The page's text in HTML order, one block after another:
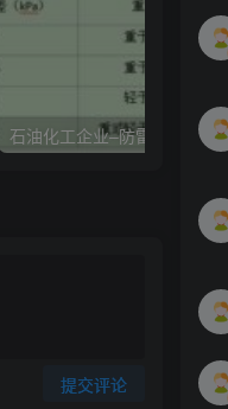
石油化工企业–防雷防静电现场检测标准
提交评论